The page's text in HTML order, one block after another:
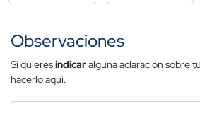
Observaciones
Si quieresindicaralguna aclaración sobre
hacerlo aquí.